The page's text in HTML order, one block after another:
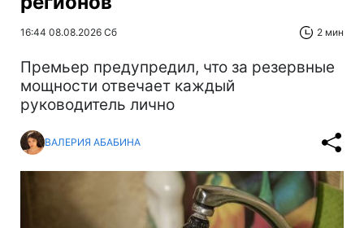
16:44 08.08.2026 Сб 2 мин
Премьер предупредил, что за резервные
мощности отвечает каждый
руководитель лично
ВАЛЕРИЯ АБАБИНА